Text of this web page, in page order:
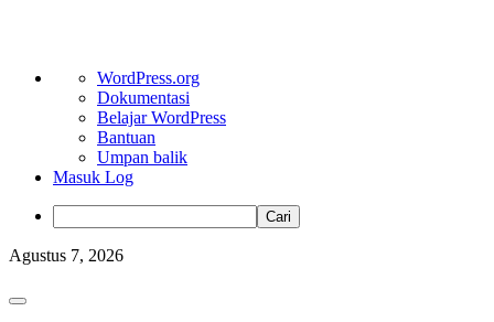
Tentang
WordPress
WordPress.org
Dokumentasi
Belajar WordPress
Bantuan
Umpan balik
Masuk Log
Cari
Skip
content
Agustus 7, 2026
Primary